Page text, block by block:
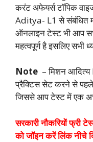
करंट अफेयर्स टॉपिक
Aditya- L1 से संबंधित
ऑनलाइन टेस्ट भी आप
महत्वपूर्ण है इसलिए सभी
Note – मिशन
प्रैक्टिस सेट करने से
जिससे आप टेस्ट में एक
सरकारी नौकरियों फ्री
को जॉइन करें लिंक नीचे